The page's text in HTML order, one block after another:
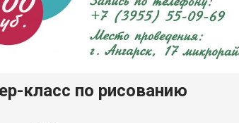
класс по рисованию